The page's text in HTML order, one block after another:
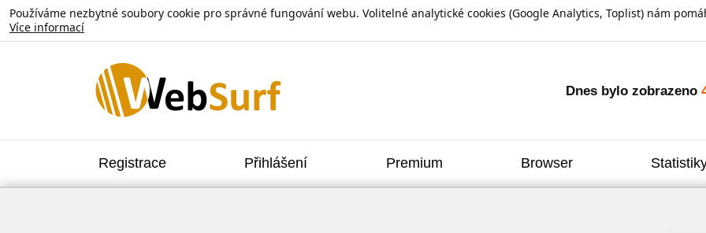
Používáme nezbytné soubory cookie pro správné fungování webu. Volitelné analytické cookies (Google Analytics, Toplist) nám
Více informací
Dnes bylo zobrazeno
Registrace Přihlášení Premium Browser